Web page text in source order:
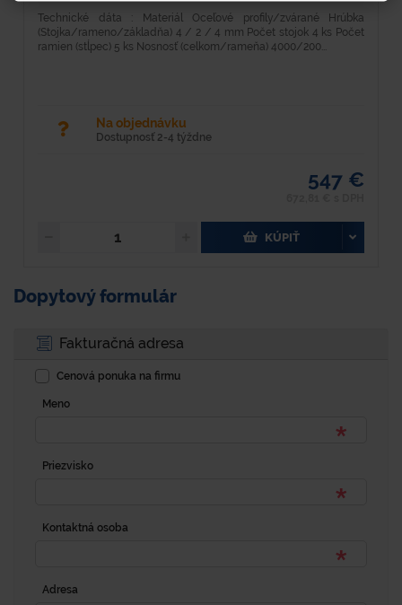
Technické dáta : Materiál Oceľové profily/zvárané Hrúbka
(Stojka/rameno/základňa) 4 / 2 / 4 mm Počet stojok 4 ks Počet
ramien (stĺpec) 5 ks Nosnosť (celkom/rameňa) 4000/200...
Na objednávku
Dostupnosť 2-4 týždne
547 €
KÚPIŤ
Dopytový formulár
Fakturačná adresa
Cenová ponuka na firmu
Meno
Priezvisko
Kontaktná osoba
Adresa